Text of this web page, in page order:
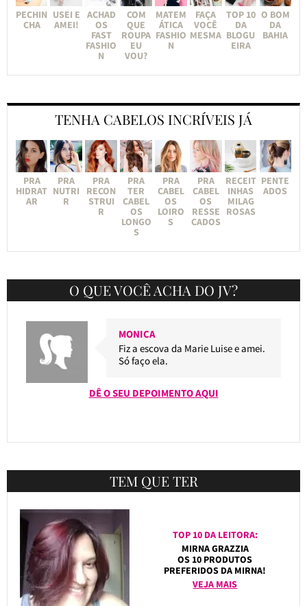
PECHIN
CHA
USEI E
AMEI!
ACHAD
OS
FAST
FASHIO
N
COM
QUE
ROUPA
EU
VOU?
MATEM
ÁTICA
FASHIO
N
FAÇA
VOCÊ
MESMA
TOP 10
DA
BLOGU
EIRA
O BOM
DA
BAHIA
TENHA CABELOS INCRÍVEIS JÁ
PRA
HIDRAT
AR
PRA
NUTRI
R
PRA
RECON
STRUI
R
PRA
TER
CABEL
OS
LONGO
S
PRA
CABEL
OS
LOIRO
S
PRA
CABEL
OS
RESSE
CADOS
RECEIT
INHAS
MILAG
ROSAS
PENTE
ADOS
O QUE VOCÊ ACHA DO JV?
MONICA
Fiz a escova da Marie Luise e amei.
Só faço ela.
DÊ O SEU DEPOIMENTO AQUI
TEM QUE TER
TOP 10 DA LEITORA:
MIRNA GRAZZIA
OS 10 PRODUTOS
PREFERIDOS DA MIRNA!
VEJA MAIS